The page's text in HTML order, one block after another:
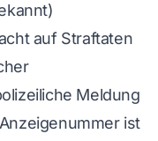
auf Straftaten
Meldung
ist